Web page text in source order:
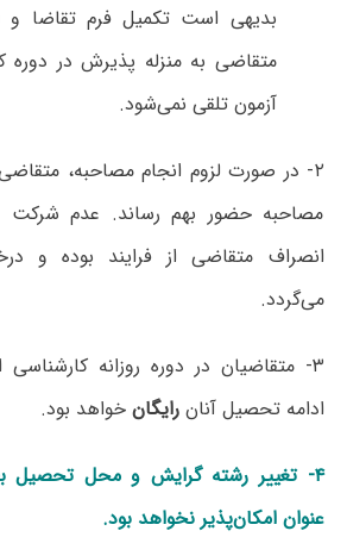
بدیهی است تکمیل فرم تقاضا و
متقاضی به منزله پذیرش در دوره
آزمون تلقی نمی‌شود.
۲- در صورت لزوم انجام مصاحبه،
مصاحبه حضور بهم رساند. عدم شرکت
انصراف متقاضی از فرایند بوده و
می‌گردد.
۳- متقاضیان در دوره روزانه
ادامه تحصیل آنانرایگان خواهد بود.
۴- تغییر رشته گرایش و محل تحصیل
عنوان امکان‌پذیر نخواهد بود.